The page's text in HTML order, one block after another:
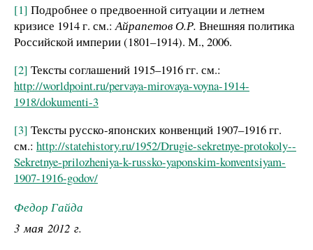
[1] Подробнее о предвоенной ситуации и летнем
кризисе 1914 г. см.:Айрапетов О.Р. Внешняя политика
Российской империи (1801–1914). М., 2006.
[2] Тексты соглашений 1915–1916 гг. см.:
http://worldpoint.ru/pervaya-mirovaya-voyna-1914-
1918/dokumenti-3
[3] Тексты русско-японских конвенций 1907–1916 гг.
см.: http://statehistory.ru/1952/Drugie-sekretnye-protokoly--
Sekretnye-prilozheniya-k-russko-yaponskim-konventsiyam-
1907-1916-godov/
Федор Гайда
3 мая 2012 г.